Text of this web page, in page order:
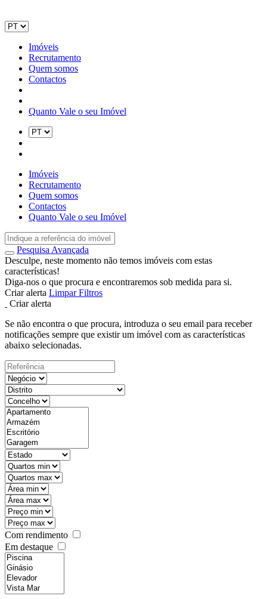
Imóveis
Recrutamento
Quem somos
Contactos
Quanto Vale o seu Imóvel
Imóveis
Recrutamento
Quem somos
Contactos
Quanto Vale o seu Imóvel
Pesquisa Avançada
Desculpe, neste momento não temos imóveis com estas
características!
Diga-nos o que procura e encontraremos sob medida para si.
Criar alerta Limpar Filtros
Criar alerta
Se não encontra o que procura, introduza o seu email para receber
notificações sempre que existir um imóvel com as características
abaixo selecionadas.
Com rendimento
Em destaque